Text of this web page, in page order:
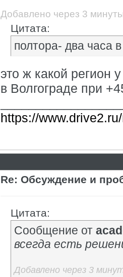
Добавлено через 3
Цитата:
полтора- два часа
это ж какой регион
в Волгограде при
https://
Re: Обсуждение и
Цитата:
Сообщение от
всегда есть
Добавлено через 3